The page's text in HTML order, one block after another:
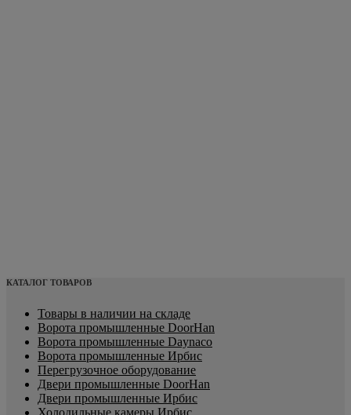
КАТАЛОГ ТОВАРОВ
Товары в наличии на складе
Ворота промышленные DoorHan
Ворота промышленные Daynaco
Ворота промышленные Ирбис
Перегрузочное оборудование
Двери промышленные DoorHan
Двери промышленные Ирбис